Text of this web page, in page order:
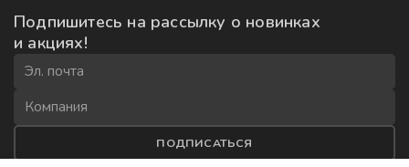
Подпишитесь на рассылку о новинках
и акциях!
ПОДПИСАТЬСЯ